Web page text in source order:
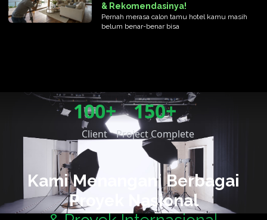
& Rekomendasinya!
Pernah merasa calon tamu hotel kamu masih
belum benar-benar bisa
100+
Client
150+
Project Complete
Kami Menangani Berbagai
Proyek Nasional